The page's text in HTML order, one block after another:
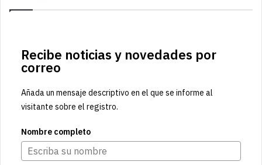
Recibe noticias y novedades por
correo
Añada un mensaje descriptivo en el que se informe al
visitante sobre el registro.
Nombre completo